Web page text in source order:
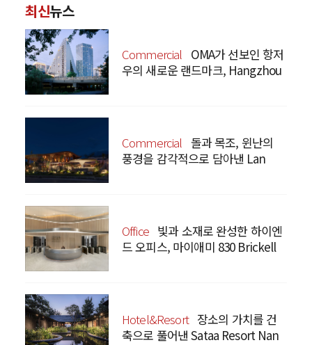
최신뉴스
Commercial OMA가 선보인 항저
우의 새로운 랜드마크, Hangzhou
Commercial 돌과 목조, 윈난의
풍경을 감각적으로 담아낸 Lan
Office 빛과 소재로 완성한 하이엔
드 오피스, 마이애미 830 Brickell
Hotel&Resort 장소의 가치를 건
축으로 풀어낸 Sataa Resort Nan